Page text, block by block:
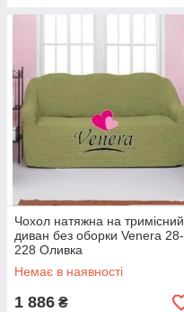
Чохол натяжна на тримісний
диван без оборки Venera 28-
228 Оливка
Немає в наявності
1 886 ₴